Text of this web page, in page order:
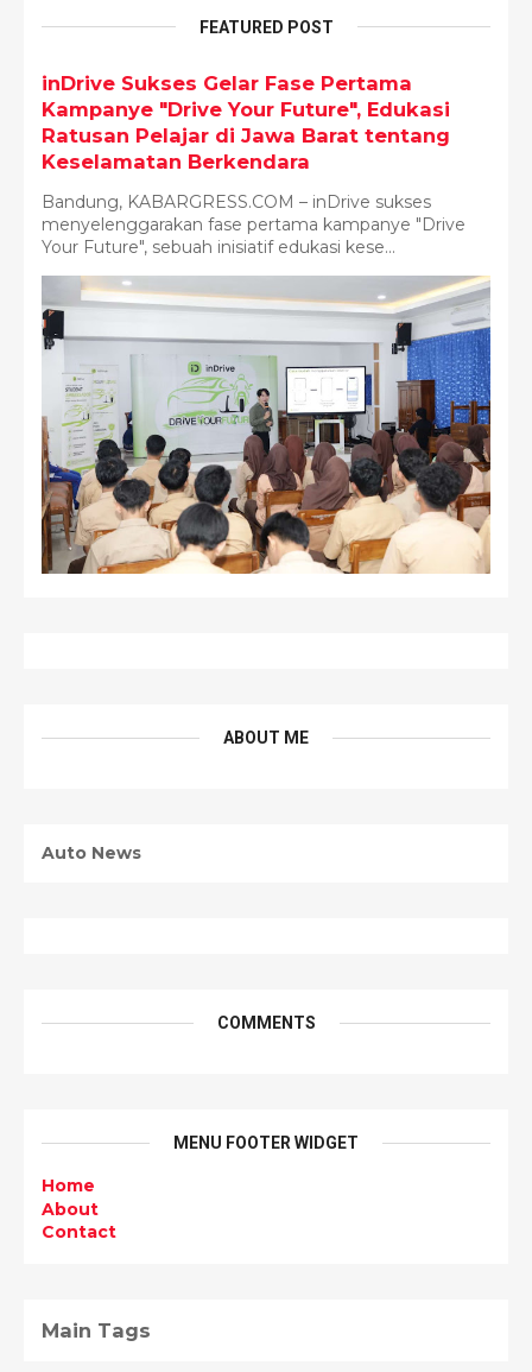
FEATURED POST
inDrive Sukses Gelar Fase Pertama
Kampanye "Drive Your Future", Edukasi
Ratusan Pelajar di Jawa Barat tentang
Keselamatan Berkendara
Bandung, KABARGRESS.COM – inDrive sukses
menyelenggarakan fase pertama kampanye "Drive
Your Future", sebuah inisiatif edukasi kese...
ABOUT ME
Auto News
COMMENTS
MENU FOOTER WIDGET
Home
About
Contact
Main Tags